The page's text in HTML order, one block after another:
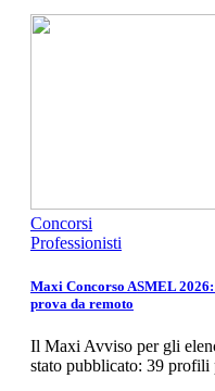
Concorsi
Professionisti
Maxi Concorso ASMEL
prova da remoto
Il Maxi Avviso per gli
stato pubblicato: 39